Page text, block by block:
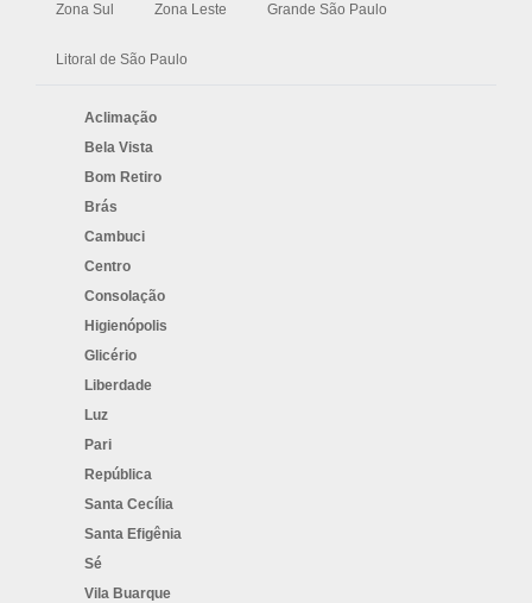
Zona Sul Zona Leste Grande São Paulo
Litoral de São Paulo
Aclimação
Bela Vista
Bom Retiro
Brás
Cambuci
Centro
Consolação
Higienópolis
Glicério
Liberdade
Luz
Pari
República
Santa Cecília
Santa Efigênia
Sé
Vila Buarque